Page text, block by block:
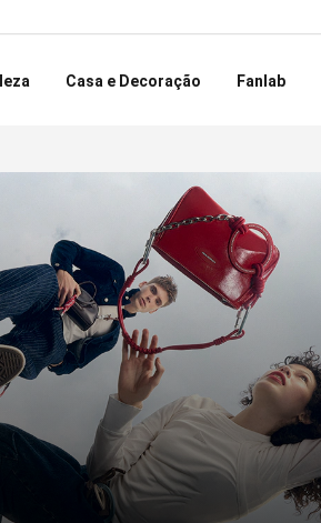
Casa e Decoração Fanlab